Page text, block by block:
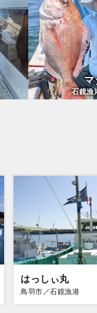
マ
石鏡漁
はっしぃ丸
鳥羽市／石鏡漁港